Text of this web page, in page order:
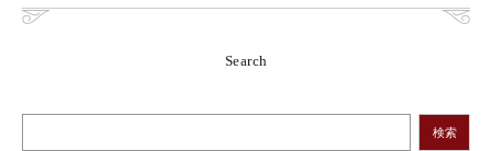
Search
検索